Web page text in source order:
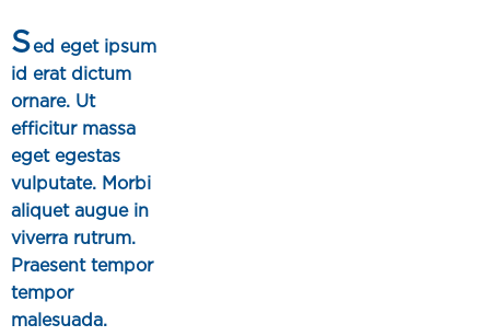
Sed eget ipsum
id erat dictum
ornare. Ut
efficitur massa
eget egestas
vulputate. Morbi
aliquet augue in
viverra rutrum.
Praesent tempor
tempor
malesuada.